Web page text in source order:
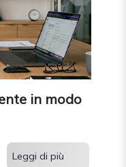
in modo
Leggi di più